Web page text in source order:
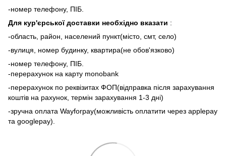
-номер телефону, ПІБ.
Для кур'єрської доставки необхідно вказати :
-область, район, населений пункт(місто, смт, село)
-вулиця, номер будинку, квартира(не обов'язково)
-номер телефону, ПІБ.
-перерахунок на карту monobank
-перерахунок по реквізитах ФОП(відправка після зарахування
коштів на рахунок, термін зарахування 1-3 дні)
-зручна оплата Wayforpay(можливість оплатити через applepay
та googlepay).